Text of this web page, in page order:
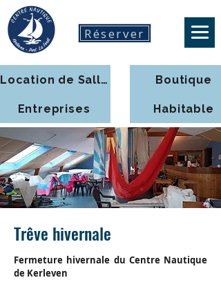
Réserver
Location de Salle Boutique
Entreprises Habitable
Trêve hivernale
Fermeture hivernale du Centre Nautique
de Kerleven